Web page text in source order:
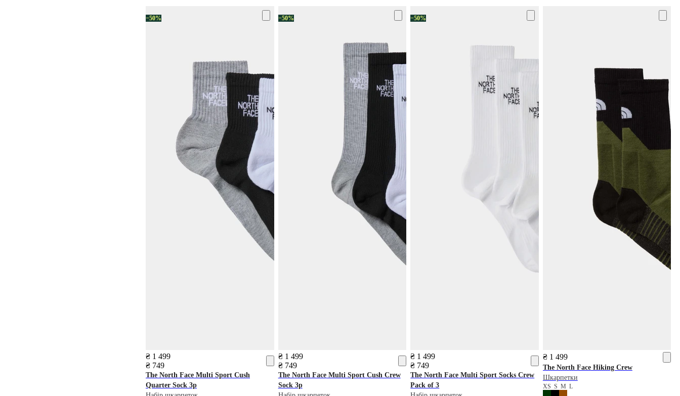
−50%
₴ 1 499
₴ 749
The North Face Multi Sport Cush
Quarter Sock 3p
−50%
₴ 1 499
₴ 749
The North FaceMulti Sport Cush Crew
Sock 3p
−50%
₴ 1 499
₴ 749
The North Face Multi Sport Socks Crew
Pack of 3
₴ 1 499
The North FaceHiking Crew
Шкарпетки
XS S M L